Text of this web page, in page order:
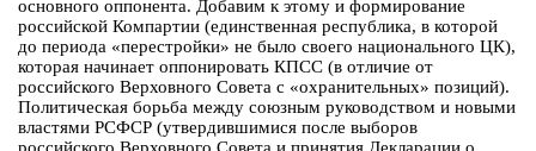
основного оппонента. Добавим к этому и формирование
российской Компартии (единственная республика, в которой
до периода «перестройки» не было своего национального ЦК),
которая начинает оппонировать КПСС (в отличие от
российского Верховного Совета с «охранительных» позиций).
Политическая борьба между союзным руководством и новыми
властями РСФСР (утвердившимися после выборов